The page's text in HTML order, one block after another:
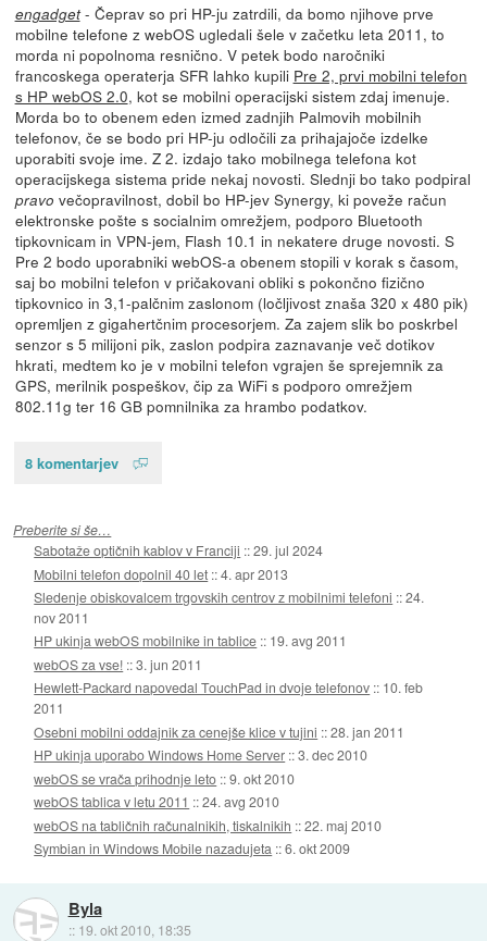
engadget- Čeprav so pri HP-ju zatrdili, da bomo njihove prve
mobilne telefone z webOS ugledali šele v začetku leta 2011, to
morda ni popolnoma resnično. V petek bodo naročniki
francoskega operaterja SFR lahko kupili Pre 2, prvi mobilni telefon
s HP webOS 2.0, kot se mobilni operacijski sistem zdaj imenuje.
Morda bo to obenem eden izmed zadnjih Palmovih mobilnih
telefonov, če se bodo pri HP-ju odločili za prihajajoče izdelke
uporabiti svoje ime. Z 2. izdajo tako mobilnega telefona kot
operacijskega sistema pride nekaj novosti. Slednji bo tako podpiral
pravo večopravilnost, dobil bo HP-jev Synergy, ki poveže račun
elektronske pošte s socialnim omrežjem, podporo Bluetooth
tipkovnicam in VPN-jem, Flash 10.1 in nekatere druge novosti. S
Pre 2 bodo uporabniki webOS-a obenem stopili v korak s časom,
saj bo mobilni telefon v pričakovani obliki s pokončno fizično
tipkovnico in 3,1-palčnim zaslonom (ločljivost znaša 320 x 480 pik)
opremljen z gigahertčnim procesorjem. Za zajem slik bo poskrbel
senzor s 5 milijoni pik, zaslon podpira zaznavanje več dotikov
hkrati, medtem ko je v mobilni telefon vgrajen še sprejemnik za
GPS, merilnik pospeškov, čip za WiFi s podporo omrežjem
802.11g ter 16 GB pomnilnika za hrambo podatkov.
8 komentarjev
Preberite si še…
Sabotaže optičnih kablov v Franciji ::29. jul 2024
Mobilni telefon dopolnil 40 let ::4. apr 2013
Sledenje obiskovalcem trgovskih centrov z mobilnimi telefoni ::24.
nov 2011
HP ukinja webOS mobilnike in tablice :: 19. avg 2011
webOS za vse! ::3. jun 2011
Hewlett-Packard napovedal TouchPad in dvoje telefonov :: 10. feb
2011
Osebni mobilni oddajnik za cenejše klice v tujini ::28. jan 2011
HP ukinja uporabo Windows Home Server ::3. dec 2010
webOS se vrača prihodnje leto ::9. okt 2010
webOS tablica v letu 2011 ::24. avg 2010
webOS na tabličnih računalnikih, tiskalnikih ::22. maj 2010
Symbian in Windows Mobile nazadujeta ::6. okt 2009
Byla
:: 19. okt 2010, 18:35